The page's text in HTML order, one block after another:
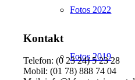
Fotos 2022
Fotos 2019
Kontakt
Telefon: (0 23 24) 5 23 28
Mobil: (01 78) 888 74 04